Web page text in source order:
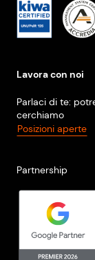
Lavora con noi
Parlaci di te:
cerchiamo
Posizioni aperte
Partnership